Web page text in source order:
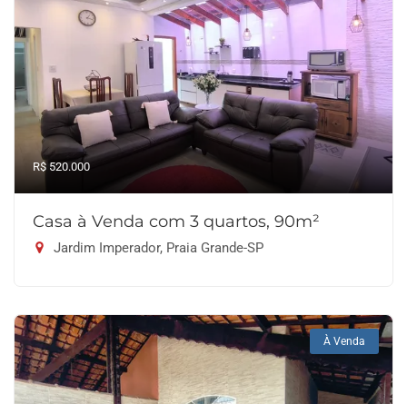
R$ 520.000
Casa à Venda com 3 quartos, 90m²
Jardim Imperador, Praia Grande-SP
À Venda